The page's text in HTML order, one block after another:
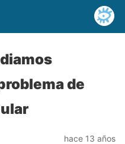
de
hace 13 años